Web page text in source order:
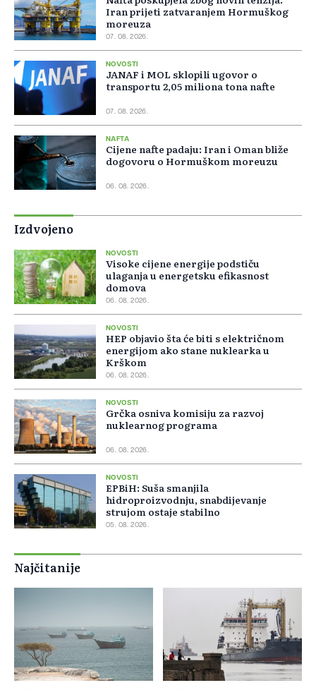
Iran prijeti zatvaranjem Hormuškog
moreuza
07. 08. 2026.
NOVOSTI
JANAF i MOL sklopili ugovor o
transportu 2,05 miliona tona nafte
07. 08. 2026.
NAFTA
Cijene nafte padaju: Iran i Oman bliže
dogovoru o Hormuškom moreuzu
06. 08. 2026.
Izdvojeno
NOVOSTI
Visoke cijene energije podstiču
ulaganja u energetsku efikasnost
domova
06. 08. 2026.
NOVOSTI
HEP objavio šta će biti s električnom
energijom ako stane nuklearka u
Krškom
06. 08. 2026.
NOVOSTI
Grčka osniva komisiju za razvoj
nuklearnog programa
06. 08. 2026.
NOVOSTI
EPBiH: Suša smanjila
hidroproizvodnju, snabdijevanje
strujom ostaje stabilno
05. 08. 2026.
Najčitanije